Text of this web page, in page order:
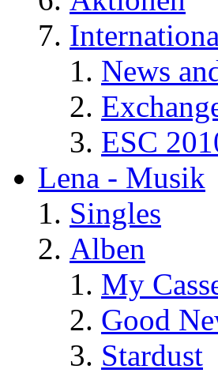
News
ESC
Lena - Musik
Singles
Alben
My
Good
Stardust